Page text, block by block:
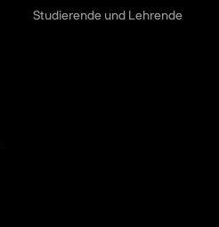
Studierende und Lehrende